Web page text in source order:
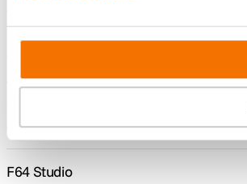
Suport
Service si garantii
F64 Studio